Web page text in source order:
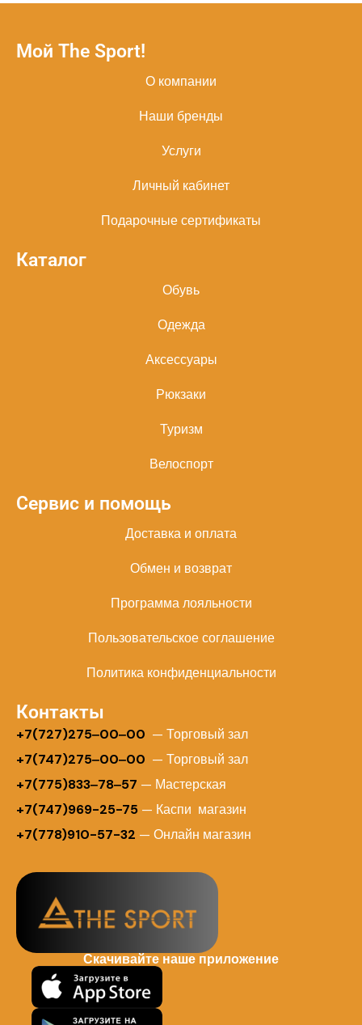
Мой The Sport!
О компании
Наши бренды
Услуги
Личный кабинет
Подарочные сертификаты
Каталог
Обувь
Одежда
Аксессуары
Рюкзаки
Туризм
Велоспорт
Сервис и помощь
Доставка и оплата
Обмен и возврат
Программа лояльности
Пользовательское соглашение
Политика конфиденциальности
Контакты
+7(727)275‒00‒00 — Торговый зал
+7(747)275‒00‒00 — Торговый зал
+7(775)833‒78‒57 — Мастерская
+7(747)969-25-75 — Каспи магазин
+7(778)910-57-32 — Онлайн магазин
Скачивайте наше приложение